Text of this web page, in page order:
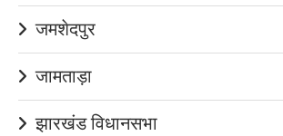
जमशेदपुर
जामताड़ा
झारखंड विधानसभा